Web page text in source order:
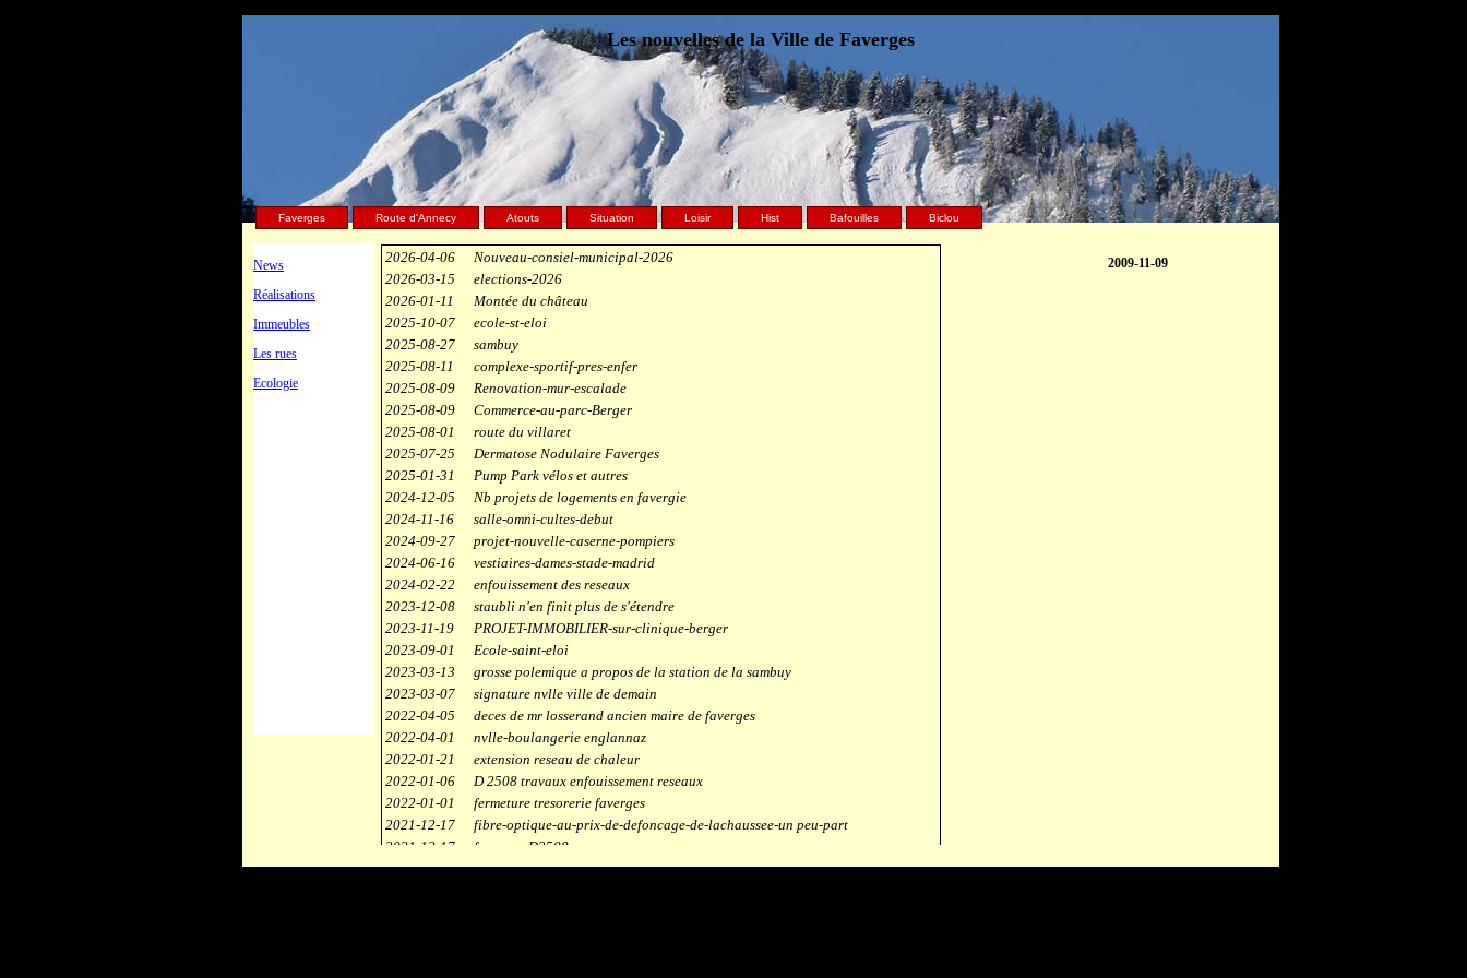
Les nouvelles de la Ville de Faverges
News
Réalisations
Immeubles
Les rues
Ecologie
Faverges Route d'Annecy Atouts Situation Loisir Hist Bafouilles Biclou
2026-04-06
Nouveau-consiel-municipal-2026
2026-03-15
elections-2026
2026-01-11
Montée du château
2025-10-07
ecole-st-eloi
2025-08-27
sambuy
2025-08-11
complexe-sportif-pres-enfer
2025-08-09
Renovation-mur-escalade
2025-08-09
Commerce-au-parc-Berger
2025-08-01
route du villaret
2025-07-25
Dermatose Nodulaire Faverges
2025-01-31
Pump Park vélos et autres
2024-12-05
Nb projets de logements en favergie
2024-11-16
salle-omni-cultes-debut
2024-09-27
projet-nouvelle-caserne-pompiers
2024-06-16
vestiaires-dames-stade-madrid
2024-02-22
enfouissement des reseaux
2023-12-08
staubli n'en finit plus de s'étendre
2023-11-19
PROJET-IMMOBILIER-sur-clinique-berger
2023-09-01
Ecole-saint-eloi
2023-03-13
grosse polemique a propos de la station de la sambuy
2023-03-07
signature nvlle ville de demain
2022-04-05
deces de mr losserand ancien maire de faverges
2022-04-01
nvlle-boulangerie englannaz
2022-01-21
extension reseau de chaleur
2022-01-06
D 2508 travaux enfouissement reseaux
2022-01-01
fermeture tresorerie faverges
2021-12-17
fibre-optique-au-prix-de-defoncage-de-lachaussee-un peu-part
2021-12-17
faverges-D2508
2021-12-17
staubli
2009-11-09